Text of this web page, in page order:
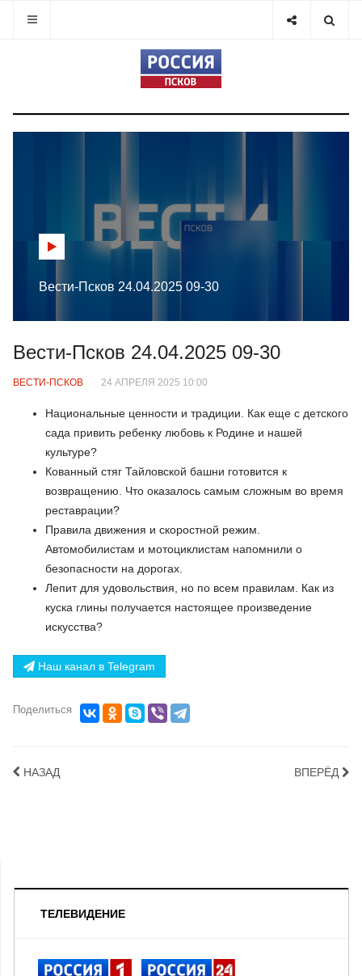
Вести-Псков 24.04.2025 09-30
Вести-Псков 24.04.2025 09-30
ВЕСТИ-ПСКОВ 24 АПРЕЛЯ 2025 10:00
Национальные ценности и традиции. Как еще с детского
сада привить ребенку любовь к Родине и нашей
культуре?
Кованный стяг Тайловской башни готовится к
возвращению. Что оказалось самым сложным во время
реставрации?
Правила движения и скоростной режим.
Автомобилистам и мотоциклистам напомнили о
безопасности на дорогах.
Лепит для удовольствия, но по всем правилам. Как из
куска глины получается настоящее произведение
искусства?
Наш канал в Telegram
Поделиться
НАЗАД ВПЕРЁД
ТЕЛЕВИДЕНИЕ